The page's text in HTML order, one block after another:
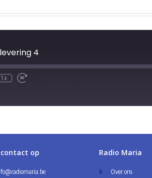
4
1x
op Radio Maria
Over ons